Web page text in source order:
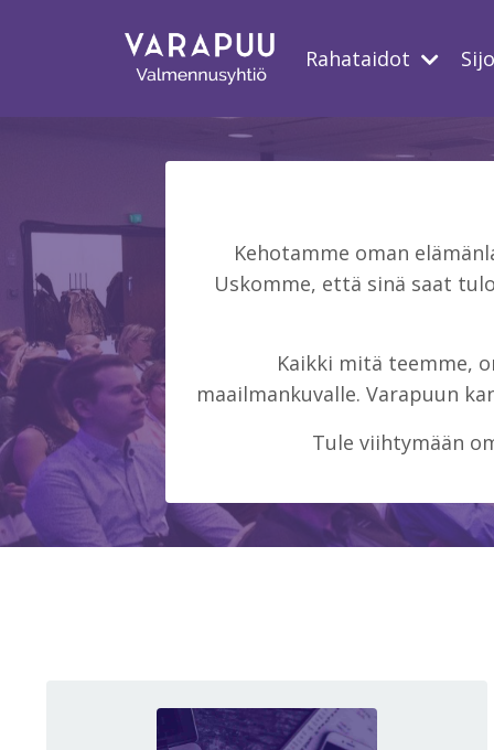
Rahataidot
Kehotamme oman
Uskomme, että sinä saat
Kaikki mitä teemme,
maailmankuvalle. Varapuun
Tule viihtymään